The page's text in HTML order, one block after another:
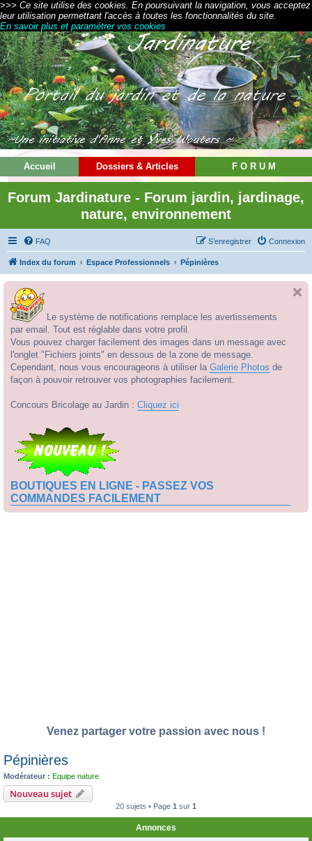
>>> Ce site utilise des cookies. En poursuivant la navigation, vous acceptez
leur utilisation permettant l'accès à toutes les fonctionnalités du site.
En savoir plus et paramétrer vos cookies
Accueil Dossiers & Articles F O R U M
Forum Jardinature - Forum jardin, jardinage,
nature, environnement
FAQ Connexion
S’enregistrer
Index du forum Espace Professionnels Pépinières
Le système de notifications remplace les avertissements
par email. Tout est réglable dans votre profil.
Vous pouvez charger facilement des images dans un message avec
l'onglet "Fichiers joints" en dessous de la zone de message.
Cependant, nous vous encourageons à utiliser la Galerie Photos de
façon à pouvoir retrouver vos photographies facilement.
Concours Bricolage au Jardin : Cliquez ici
BOUTIQUES EN LIGNE - PASSEZ VOS
COMMANDES FACILEMENT
Venez partager votre passion avec nous !
Pépinières
Modérateur : Equipe nature
Nouveau sujet
20 sujets • Page 1 sur 1
Annonces